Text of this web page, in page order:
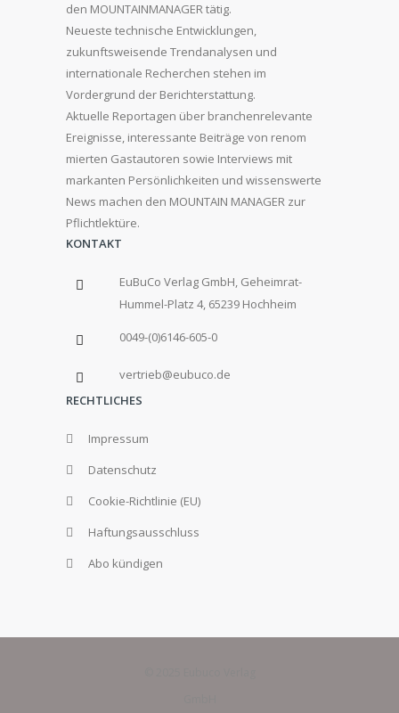
den MOUNTAINMANAGER tätig.
Neueste technische Entwicklungen,
zukunftsweisende Trendanalysen und
internationale Recherchen stehen im
Vordergrund der Berichterstattung.
Aktuelle Reportagen über branchenrelevante
Ereignisse, interessante Beiträge von renom
mierten Gastautoren sowie Interviews mit
markanten Persönlichkeiten und wissenswerte
News machen den MOUNTAIN MANAGER zur
Pflichtlektüre.
KONTAKT
EuBuCo Verlag GmbH, Geheimrat-
Hummel-Platz 4, 65239 Hochheim
0049-(0)6146-605-0
vertrieb@eubuco.de
RECHTLICHES
Impressum
Datenschutz
Cookie-Richtlinie (EU)
Haftungsausschluss
Abo kündigen